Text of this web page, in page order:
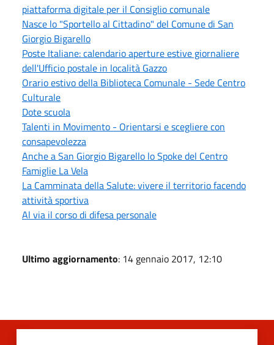
piattaforma digitale per il Consiglio comunale
Nasce lo "Sportello al Cittadino" del Comune di San
Giorgio Bigarello
Poste Italiane: calendario aperture estive giornaliere
dell'Ufficio postale in località Gazzo
Orario estivo della Biblioteca Comunale - Sede Centro
Culturale
Dote scuola
Talenti in Movimento - Orientarsi e scegliere con
consapevolezza
Anche a San Giorgio Bigarello lo Spoke del Centro
Famiglie La Vela
La Camminata della Salute: vivere il territorio facendo
attività sportiva
Al via il corso di difesa personale
Ultimo aggiornamento: 14 gennaio 2017, 12:10